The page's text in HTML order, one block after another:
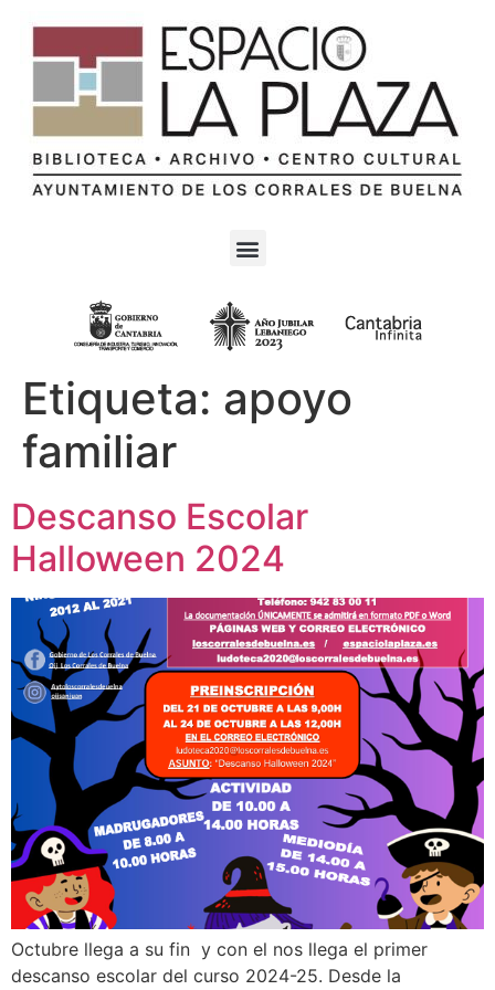
Etiqueta: apoyo
familiar
Descanso Escolar
Halloween 2024
Octubre llega a su fin y con el nos llega el primer
descanso escolar del curso 2024-25. Desde la